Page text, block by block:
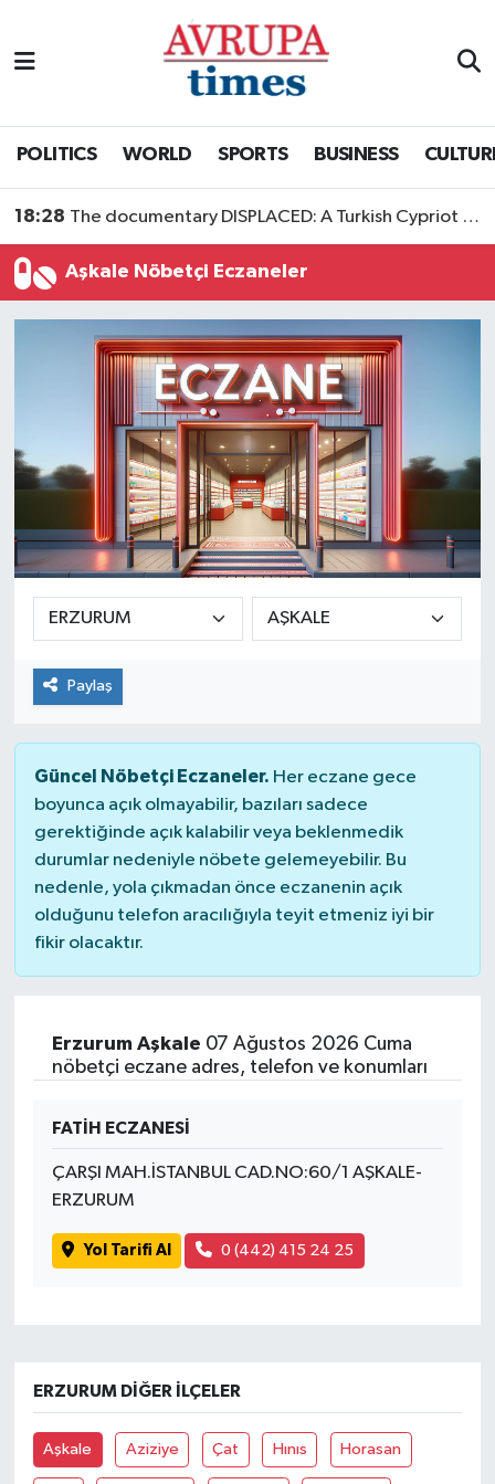
POLITICS WORLD SPORTS BUSINESS
18:28 The documentary DISPLACED: A Turkish Cypriot Story is now available to watch
Aşkale Nöbetçi Eczaneler
Paylaş
Güncel Nöbetçi Eczaneler. Her eczane gece
boyunca açık olmayabilir, bazıları sadece
gerektiğinde açık kalabilir veya beklenmedik
durumlar nedeniyle nöbete gelemeyebilir. Bu
nedenle, yola çıkmadan önce eczanenin açık
olduğunu telefon aracılığıyla teyit etmeniz iyi bir
fikir olacaktır.
Erzurum Aşkale 07 Ağustos 2026 Cuma
nöbetçi eczane adres, telefon ve konumları
FATİH ECZANESİ
ÇARŞI MAH.İSTANBUL CAD.NO:60/1 AŞKALE-
ERZURUM
Yol Tarifi Al 0 (442) 415 24 25
ERZURUM DIĞER İLÇELER
Aşkale Aziziye Çat Hınıs Horasan
Nöbetçi Eczaneler
Tüm Manşetler
Son Dakika Haberleri
Haber Arşivi